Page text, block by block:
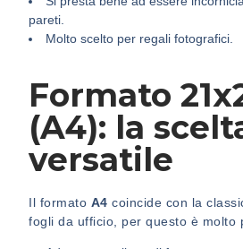
pareti.
Molto scelto per regali fotografici.
Formato
(A4): la
versatile
Il formato A4 coincide con la
fogli da ufficio, per questo è molto